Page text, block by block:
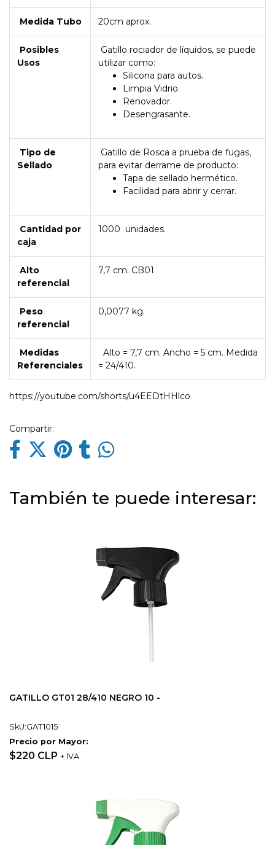
Medida Tubo 20cm aprox.
Posibles
Usos
Gatillo rociador de líquidos, se puede
utilizar como:
Silicona para autos.
Limpia Vidrio.
Renovador.
Desengrasante.
Tipo de
Sellado
Gatillo de Rosca a prueba de fugas,
para evitar derrame de producto:
Tapa de sellado hermético.
Facilidad para abrir y cerrar.
Cantidad por
caja
1000 unidades.
Alto
referencial
7,7 cm. CB01
Peso
referencial
0,0077 kg.
Medidas
Referenciales
Alto = 7,7 cm. Ancho = 5 cm. Medida
= 24/410.
https://youtube.com/shorts/u4EEDtHHlco
Compartir:
También te puede interesar:
GATILLO GT01 28/410 NEGRO 10 -
SkU:GAT1015
Precio por Mayor:
$220 CLP + IVA